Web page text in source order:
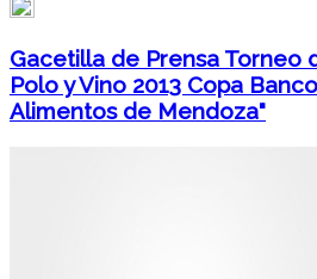
Gacetilla de Prensa Torneo
Polo y Vino 2013 Copa
Alimentos de Mendoza"